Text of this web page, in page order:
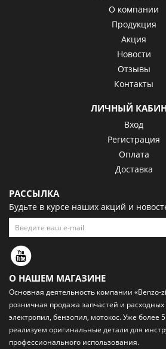
О компании
Продукция
Акция
Новости
Отзывы
Контакты
ЛИЧНЫЙ
Вход
Регистрация
Оплата
Доставка
РАССЫЛКА
Будьте в курсе наших акций и
О НАШЕМ МАГАЗИНЕ
Основная деятельность компании «Benzo-
розничная продажа запчастей и
электропил, бензопил, мотокос. Уже более
реализуем оригинальные детали для
профессионального использования.